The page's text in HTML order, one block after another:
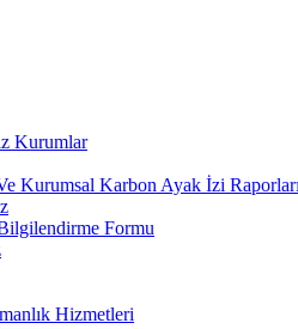
Kurumlar
Kurumsal Karbon Ayak İzi
Formu
Hizmetleri